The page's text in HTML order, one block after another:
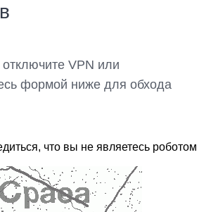
VPN или
формой ниже для обхода
что вы не являетесь роботом